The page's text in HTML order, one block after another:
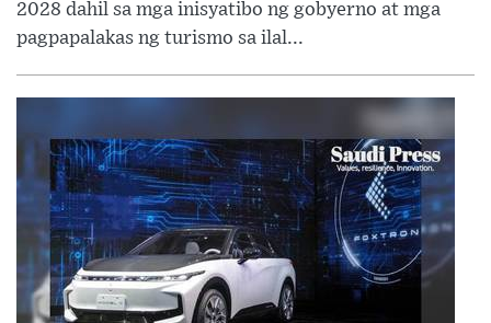
2028 dahil sa mga inisyatibo ng gobyerno at mga
pagpapalakas ng turismo sa ilal...